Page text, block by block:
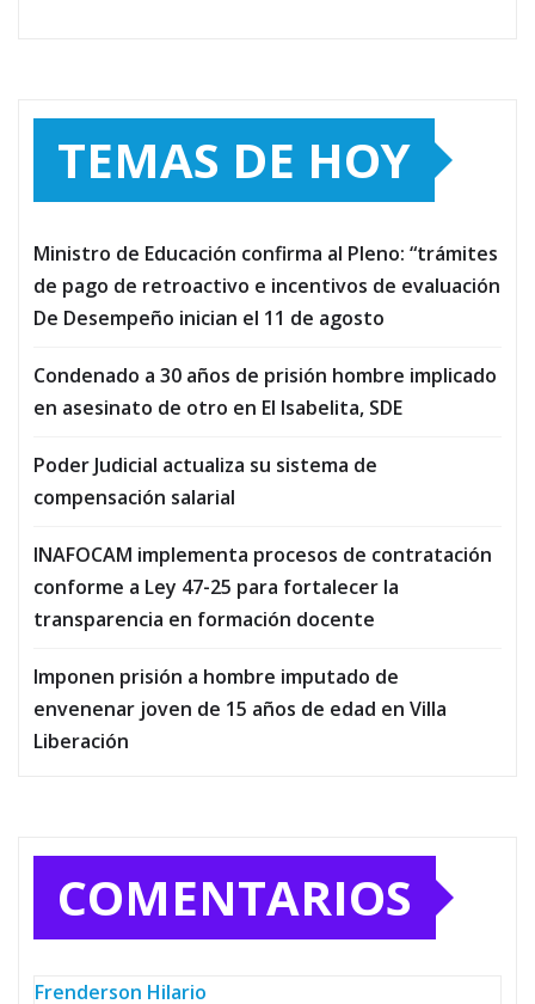
TEMAS DE HOY
Ministro de Educación confirma al Pleno: “trámites
de pago de retroactivo e incentivos de evaluación
De Desempeño inician el 11 de agosto
Condenado a 30 años de prisión hombre implicado
en asesinato de otro en El Isabelita, SDE
Poder Judicial actualiza su sistema de
compensación salarial
INAFOCAM implementa procesos de contratación
conforme a Ley 47-25 para fortalecer la
transparencia en formación docente
Imponen prisión a hombre imputado de
envenenar joven de 15 años de edad en Villa
Liberación
COMENTARIOS
Frenderson Hilario